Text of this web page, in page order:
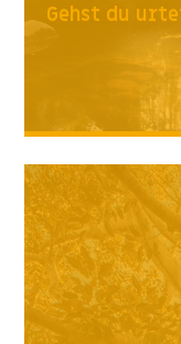
Gehst du